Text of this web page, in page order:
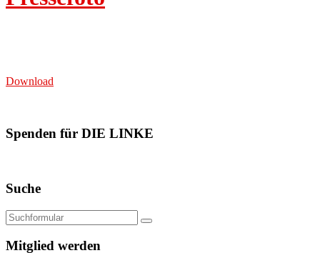
Download
Spenden für DIE LINKE
Suche
Mitglied werden